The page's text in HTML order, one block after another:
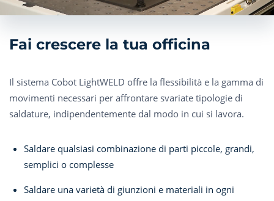
Fai crescere la tua officina
Il sistema Cobot LightWELD offre la flessibilità e la gamma di
movimenti necessari per affrontare svariate tipologie di
saldature, indipendentemente dal modo in cui si lavora.
Saldare qualsiasi combinazione di parti piccole, grandi,
semplici o complesse
Saldare una varietà di giunzioni e materiali in ogni